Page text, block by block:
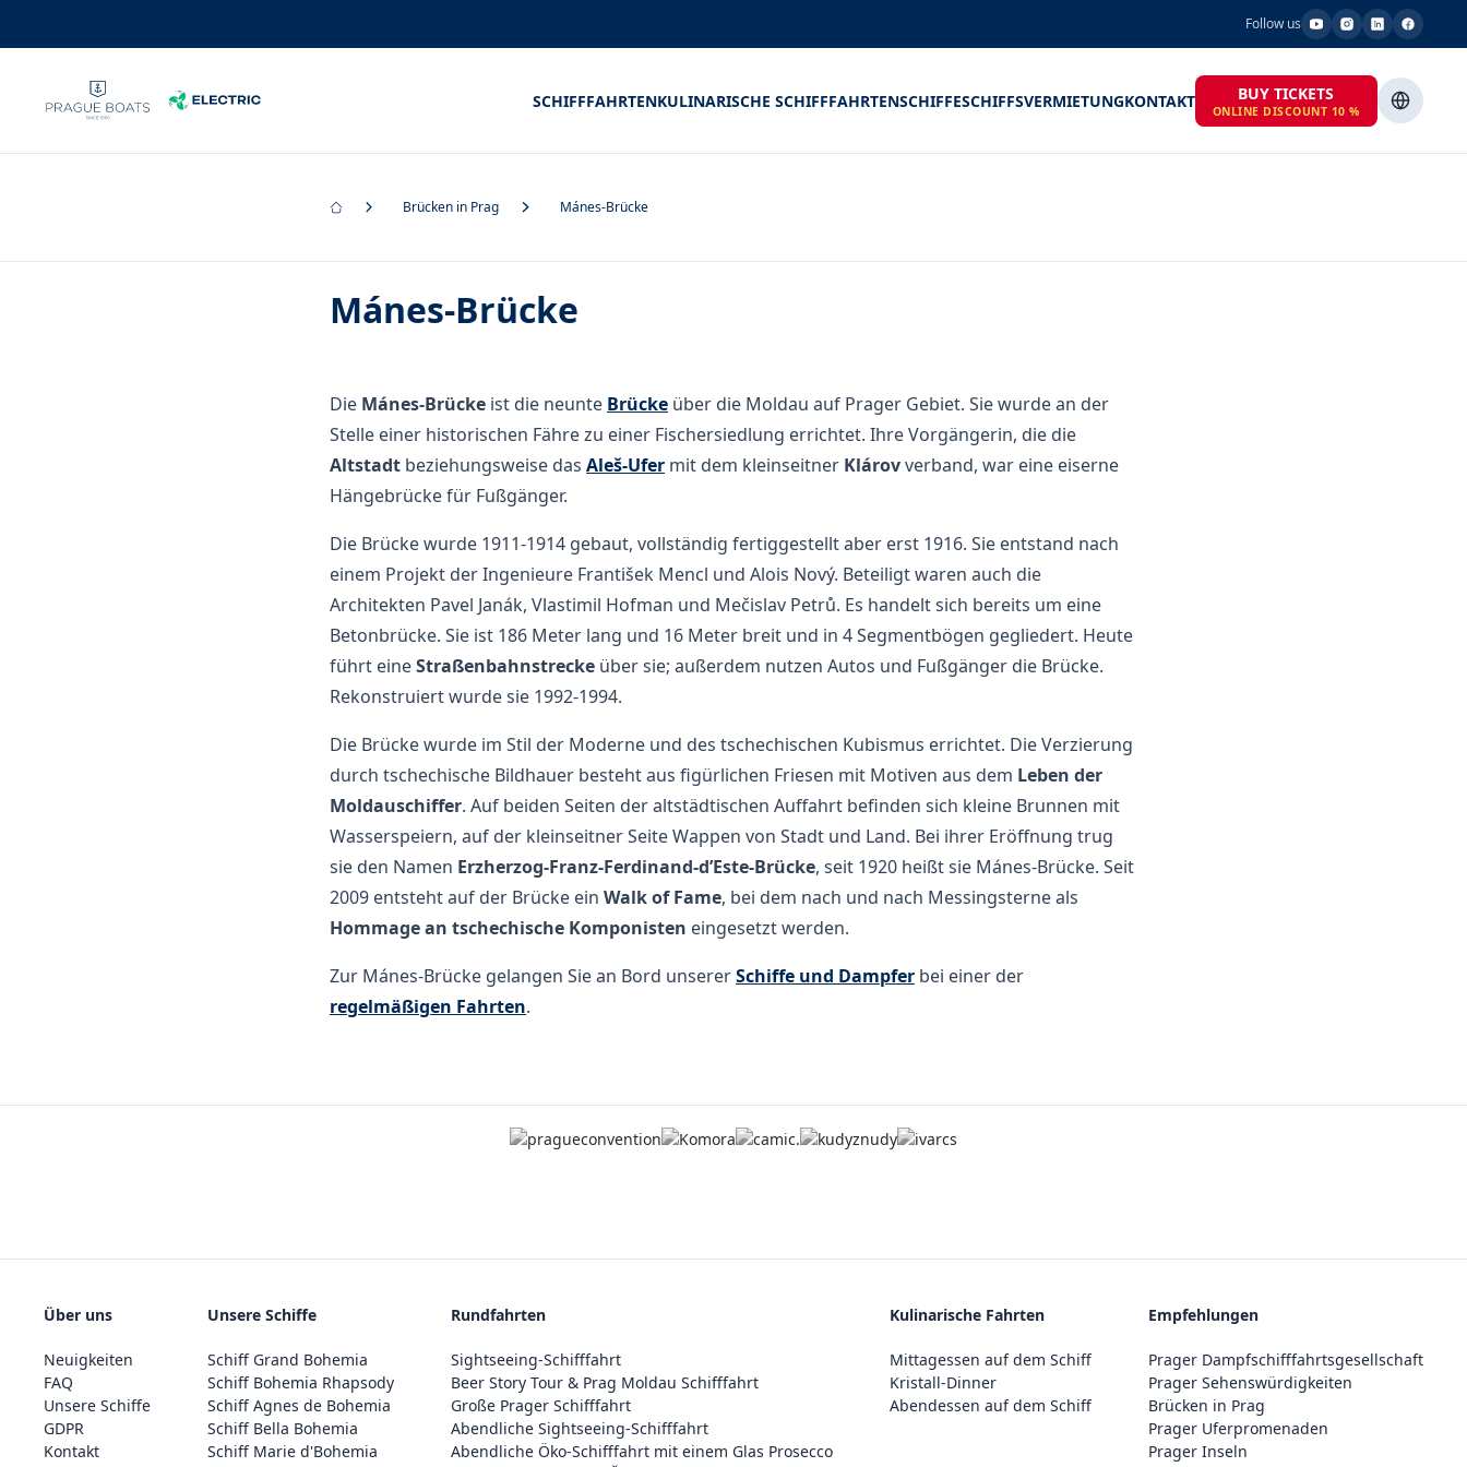
Follow us
SCHIFFFAHRTENKULINARISCHE SCHIFFFAHRTENSCHIFFESCHIFFSVERMIETUNGKONTAKT BUY TICKETS
ONLINE DISCOUNT 10 %
Brücken in Prag Mánes-Brücke
Mánes-Brücke
Die Mánes-Brücke ist die neunte Brücke über die Moldau auf Prager Gebiet. Sie wurde an der
Stelle einer historischen Fähre zu einer Fischersiedlung errichtet. Ihre Vorgängerin, die die
Altstadt beziehungsweise das Aleš-Ufer mit dem kleinseitner Klárovverband, war eine eiserne
Hängebrücke für Fußgänger.
Die Brücke wurde 1911-1914 gebaut, vollständig fertiggestellt aber erst 1916. Sie entstand nach
einem Projekt der Ingenieure František Mencl und Alois Nový. Beteiligt waren auch die
Architekten Pavel Janák, Vlastimil Hofman und Mečislav Petrů. Es handelt sich bereits um eine
Betonbrücke. Sie ist 186 Meter lang und 16 Meter breit und in 4 Segmentbögen gegliedert. Heute
führt eineStraßenbahnstrecke über sie; außerdem nutzen Autos und Fußgänger die Brücke.
Rekonstruiert wurde sie 1992-1994.
Die Brücke wurde im Stil der Moderne und des tschechischen Kubismus errichtet. Die Verzierung
durch tschechische Bildhauer besteht aus figürlichen Friesen mit Motiven aus dem Leben der
Moldauschiffer. Auf beiden Seiten der altstädtischen Auffahrt befinden sich kleine Brunnen mit
Wasserspeiern, auf der kleinseitner Seite Wappen von Stadt und Land. Bei ihrer Eröffnung trug
sie den Namen Erzherzog-Franz-Ferdinand-d’Este-Brücke, seit 1920 heißt sie Mánes-Brücke. Seit
2009 entsteht auf der Brücke ein Walk of Fame, bei dem nach und nach Messingsterne als
Hommage an tschechische Komponisten eingesetzt werden.
Zur Mánes-Brücke gelangen Sie an Bord unsererSchiffe und Dampfer bei einer der
regelmäßigen Fahrten.
Über uns
Neuigkeiten
FAQ
Unsere Schiffe
GDPR
Kontakt
Unsere Schiffe
Schiff Grand Bohemia
Schiff Bohemia Rhapsody
Schiff Agnes de Bohemia
Schiff Bella Bohemia
Schiff Marie d'Bohemia
Rundfahrten
Sightseeing-Schifffahrt
Beer Story Tour & Prag Moldau Schifffahrt
Große Prager Schifffahrt
Abendliche Sightseeing-Schifffahrt
Abendliche Öko-Schifffahrt mit einem Glas Prosecco
Kulinarische Fahrten
Mittagessen auf dem Schiff
Kristall-Dinner
Abendessen auf dem Schiff
Empfehlungen
Prager Dampfschifffahrtsgesellschaft
Prager Sehenswürdigkeiten
Brücken in Prag
Prager Uferpromenaden
Prager Inseln